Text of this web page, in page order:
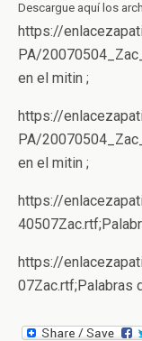
Descargue aquí los
https://
PA/
en el mitin ;
https://
PA/
en el mitin ;
https://
https://
07Zac.rtf;Palabras